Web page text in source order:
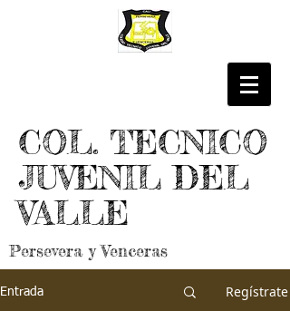
COL. TECNICO
JUVENIL DEL
VALLE
Persevera y Venceras
Entrada Regístrate